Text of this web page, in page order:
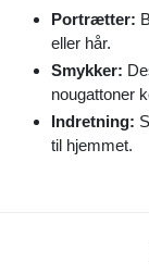
Portrætter:
eller hår.
Smykker:
nougattoner
Indretning:
til hjemmet.